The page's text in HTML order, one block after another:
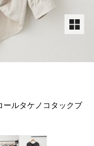
ールタケノコタックブ